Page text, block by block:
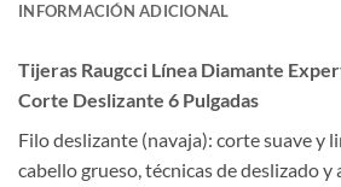
INFORMACIÓN ADICIONAL
Tijeras Raugcci Línea Diamante
Corte Deslizante 6 Pulgadas
Filo deslizante (navaja): corte suave y
cabello grueso, técnicas de deslizado